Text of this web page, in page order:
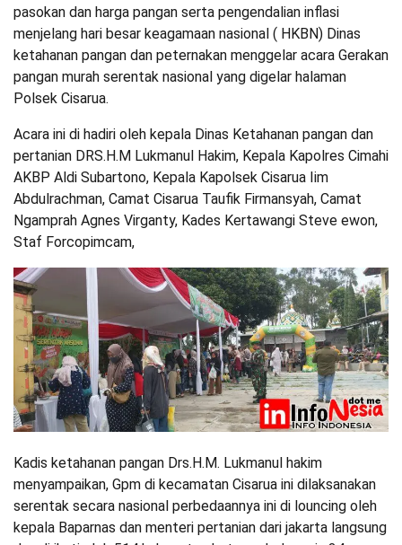
pasokan dan harga pangan serta pengendalian inflasi
menjelang hari besar keagamaan nasional ( HKBN) Dinas
ketahanan pangan dan peternakan menggelar acara Gerakan
pangan murah serentak nasional yang digelar halaman
Polsek Cisarua.
Acara ini di hadiri oleh kepala Dinas Ketahanan pangan dan
pertanian DRS.H.M Lukmanul Hakim, Kepala Kapolres Cimahi
AKBP Aldi Subartono, Kepala Kapolsek Cisarua Iim
Abdulrachman, Camat Cisarua Taufik Firmansyah, Camat
Ngamprah Agnes Virganty, Kades Kertawangi Steve ewon,
Staf Forcopimcam,
Kadis ketahanan pangan Drs.H.M. Lukmanul hakim
menyampaikan, Gpm di kecamatan Cisarua ini dilaksanakan
serentak secara nasional perbedaannya ini di louncing oleh
kepala Baparnas dan menteri pertanian dari jakarta langsung